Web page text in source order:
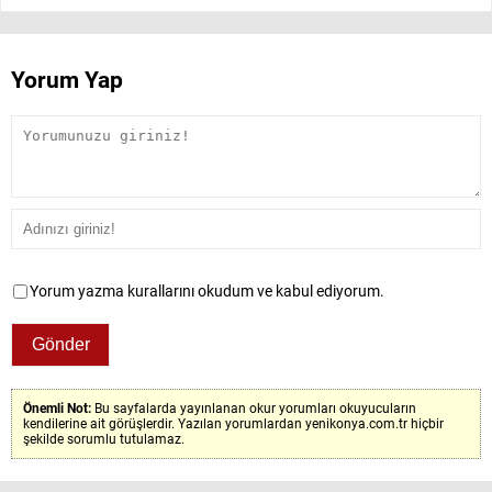
Yorum Yap
Yorum yazma kurallarını okudum ve kabul ediyorum.
Önemli Not: Bu sayfalarda yayınlanan okur yorumları okuyucuların
kendilerine ait görüşlerdir. Yazılan yorumlardan yenikonya.com.tr hiçbir
şekilde sorumlu tutulamaz.